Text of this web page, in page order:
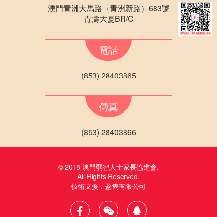
澳門青洲大馬路（青洲新路）683號
青濤大廈BR/C
電話
(853) 28403865
傳真
(853) 28403866
© 2018 澳門弱智人士家長協進會.
All Rights Reserved.
技術支援： 盈雋有限公司